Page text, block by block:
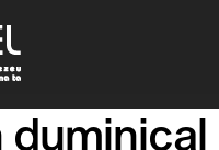
duminical